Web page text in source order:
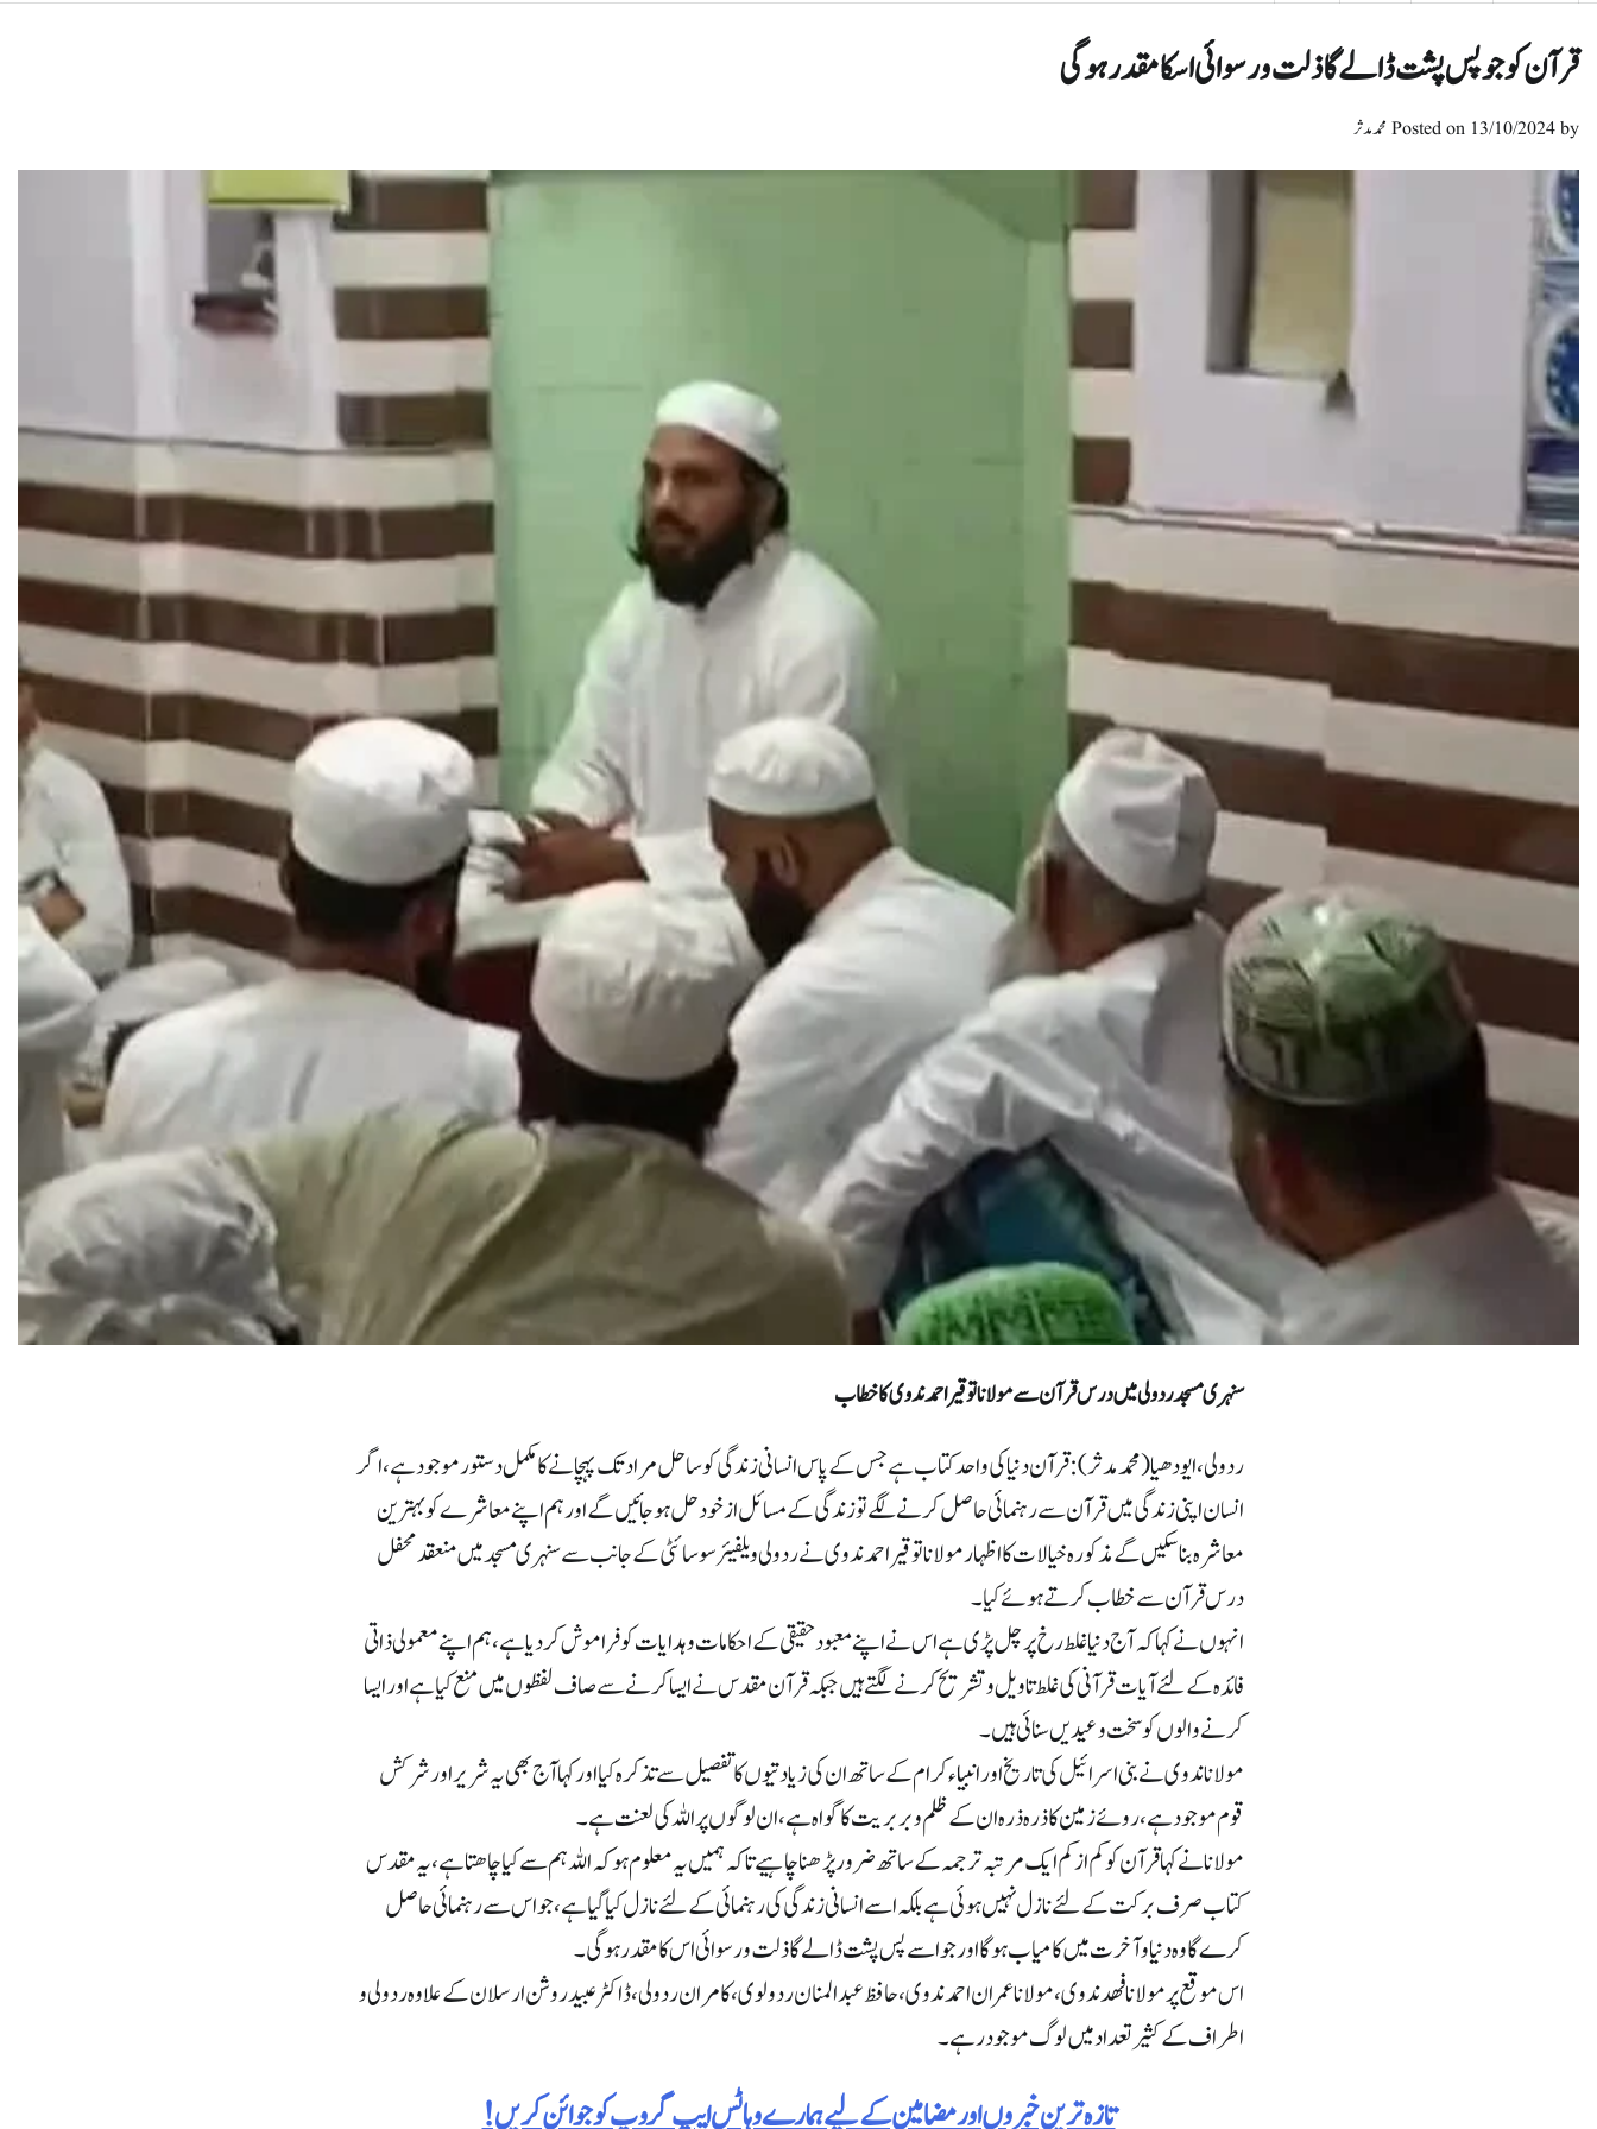
قرآن کو جو پس پشت ڈالے گا ذلت و رسوائی اسکا مقدر ہوگی
Posted on 13/10/2024by محمد مدثر
سنہری مسجد ردولی میں درس قرآن سے مولانا توقیر احمد ندوی کا خطاب
ردولی،ایودھیا(محمد مدثر):قرآن دنیا کی واحد کتاب ہے جس کے پاس انسانی زندگی کو ساحل مراد تک پہچانے کا مکمل دستور موجود ہے،اگر
انسان اپنی زندگی میں قرآن سے رہنمائی حاصل کرنے لگے تو زندگی کے مسائل از خود حل ہو جائیں گے اور ہم اپنے معاشرے کو بہترین
معاشرہ بنا سکیں گے مذکورہ خیالات کا اظہار مولانا توقیر احمد ندوی نے ردولی ویلفیئر سوسائٹی کے جانب سے سنہری مسجد میں منعقد محفل
درس قرآن سے خطاب کرتے ہوئے کیا۔
انہوں نے کہا کہ آج دنیا غلط رخ پر چل پڑی ہے اس نے اپنے معبود حقیقی کے احکامات و ہدایات کو فراموش کردیا ہے،ہم اپنے معمولی ذاتی
فائدہ کے لئے آیات قرآنی کی غلط تاویل و تشریح کرنے لگتے ہیں جبکہ قرآن مقدس نے ایسا کرنے سے صاف لفظوں میں منع کیا ہے اور ایسا
کرنے والوں کو سخت وعیدیں سنائی ہیں۔
مولانا ندوی نے بنی اسرائیل کی تاریخ اور انبیاء کرام کے ساتھ ان کی زیادتیوں کا تفصیل سے تذکرہ کیا اور کہا آج بھی یہ شریر اور شرکش
قوم موجود ہے، روئے زمین کا ذرہ ذرہ ان کے ظلم و بربریت کا گواہ ہے، ان لوگوں پر اللہ کی لعنت ہے۔
مولانا نے کہا قرآن کو کم از کم ایک مرتبہ ترجمہ کے ساتھ ضرور پڑھنا چاہیے تاکہ ہمیں یہ معلوم ہو کہ اللہ ہم سے کیا چاھتا ہے،یہ مقدس
کتاب صرف برکت کے لئے نازل نہیں ہوئی ہے بلکہ اسے انسانی زندگی کی رہنمائی کے لئے نازل کیا گیا ہے، جو اس سے رہنمائی حاصل
کرے گا وہ دنیا و آخرت میں کامیاب ہوگا اور جو اسے پس پشت ڈالے گا ذلت و رسوائی اس کا مقدر ہوگی۔
اس موقع پر مولانا فھد ندوی،مولانا عمران احمد ندوی،حافظ عبدالمنان ردولوی،کامران ردولی،ڈاکٹر عبید روشن ارسلان کے علاوہ ردولی و
اطراف کے کثیر تعداد میں لوگ موجود رہے۔
تازہ ترین خبروں اور مضامین کے لیے ہمارے وہاٹس ایپ گروپ کو جوائن کریں!